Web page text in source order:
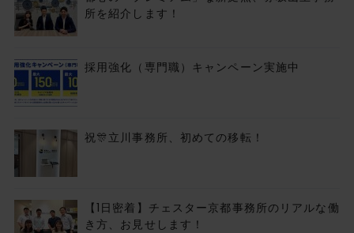
所を紹介します！
採用強化（専門職）キャンペーン実施中
祝🎊立川事務所、初めての移転！
【1日密着】チェスター京都事務所のリアルな働
き方、お見せします！